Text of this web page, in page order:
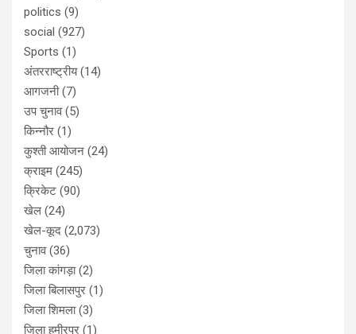
politics (9)
social (927)
Sports (1)
अंतरराष्ट्रीय(14)
आगजनी(7)
उप चुनाव(5)
किन्नौर (1)
कुश्ती आयोजन (24)
क्राइम (245)
क्रिकेट (90)
खेल (24)
खेल-कूद (2,073)
चुनाव(36)
जिला कांगड़ा(2)
जिला बिलासपुर (1)
जिला शिमला(3)
जिला हमीरपुर (1)